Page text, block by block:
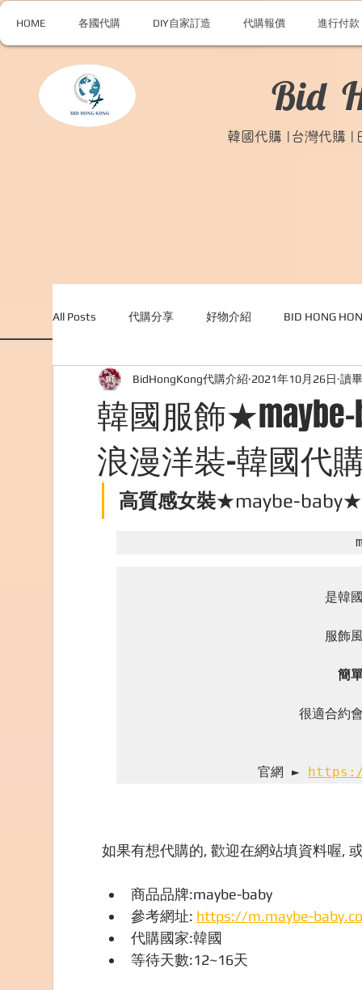
HOME 各國代購 DIY自家訂造 代購報價 進行付款
Bid
韓國代購 |台灣代購 |
All Posts 代購分享 好物介紹 BID HONG
外國購物網站介紹 ABOUT ME ABOUT
美食團購 購物 台灣代購網站
韓國服飾
浪漫洋裝-韓國代
BidHongKong代購介紹 2021年10月26日 讀
高質感女裝★maybe-
是韓
服飾
簡
很適合約
官網 ►
如果有想代購的, 歡迎在網站填資料喔,
商品品牌:maybe-baby
參考網址: https://m.maybe-
代購國家:韓國
等待天數:12~16天